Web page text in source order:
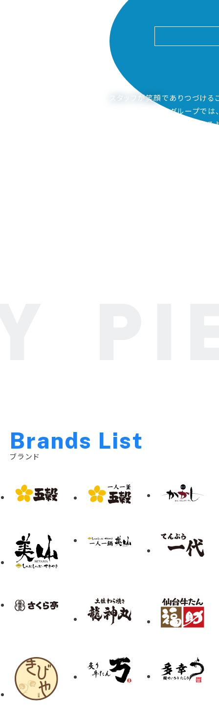
スタッフが笑顔でありつづける
ピアーサーティーグループでは
ご家族も笑顔になってもらえる
Brands List
ブランド